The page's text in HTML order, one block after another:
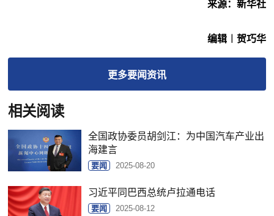
来源：新华社
编辑︱贺巧华
更多要闻资讯
相关阅读
全国政协委员胡剑江：为中国汽车产业出
海建言
要闻 2025-08-20
习近平同巴西总统卢拉通电话
要闻 2025-08-12